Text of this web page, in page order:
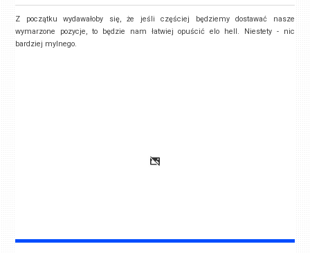
Z początku wydawałoby się, że jeśli częściej będziemy dostawać nasze
wymarzone pozycje, to będzie nam łatwiej opuścić elo hell. Niestety - nic
bardziej mylnego.